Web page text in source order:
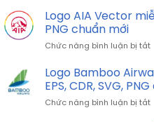
Logo AIA Vector
PNG chuẩn mới
Chức năng bình luận bị tắtở
Logo Bamboo
EPS, CDR, SVG,
Chức năng bình luận bị tắtở